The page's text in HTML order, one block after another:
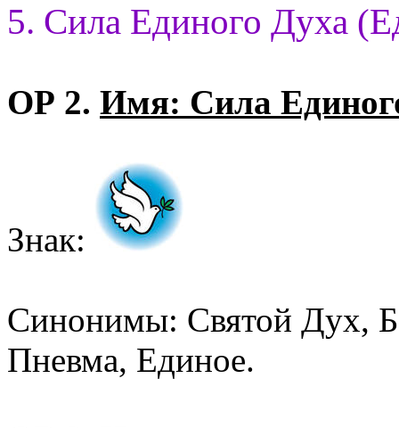
5. Сила Единого Духа
ОР 2. Имя: Сила
Знак:
Синонимы: Святой Дух,
Пневма, Единое.